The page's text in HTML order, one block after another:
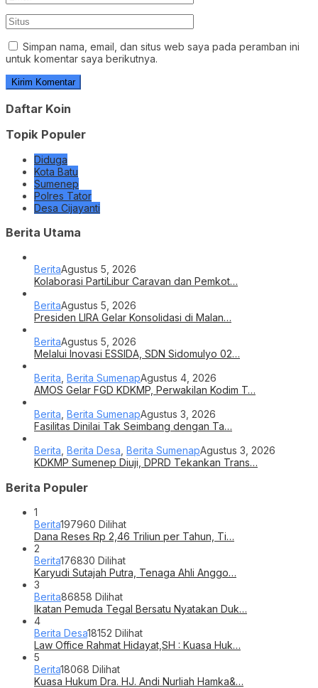
Simpan nama, email, dan situs web saya pada peramban ini
untuk komentar saya berikutnya.
Daftar Koin
Topik Populer
Diduga
Kota Batu
Sumenep
Polres Tator
Desa Cijayanti
Berita Utama
BeritaAgustus 5, 2026
Kolaborasi PartiLibur Caravan dan Pemkot…
BeritaAgustus 5, 2026
Presiden LIRA Gelar Konsolidasi di Malan…
BeritaAgustus 5, 2026
Melalui Inovasi ESSIDA, SDN Sidomulyo 02…
Berita Berita SumenapAgustus 4, 2026
AMOS Gelar FGD KDKMP, Perwakilan Kodim T…
Berita Berita SumenapAgustus 3, 2026
Fasilitas Dinilai Tak Seimbang dengan Ta…
Berita Berita Desa Berita SumenapAgustus 3, 2026
KDKMP Sumenep Diuji, DPRD Tekankan Trans…
Berita Populer
1
Berita197960 Dilihat
Dana Reses Rp 2,46 Triliun per Tahun, Ti…
2
Berita176830 Dilihat
Karyudi Sutajah Putra, Tenaga Ahli Anggo…
3
Berita86858 Dilihat
Ikatan Pemuda Tegal Bersatu Nyatakan Duk…
4
Berita Desa18152 Dilihat
Law Office Rahmat Hidayat,SH : Kuasa Huk…
5
Berita18068 Dilihat
Kuasa Hukum Dra. HJ. Andi Nurliah Hamka&…